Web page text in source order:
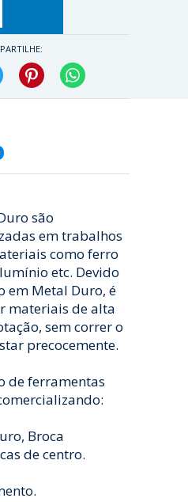
Twitter Pinterest
são
em trabalhos
como ferro
etc. Devido
em Metal Duro, é
materiais de alta
sem correr o
precocemente.
de ferramentas
Broca
de centro.